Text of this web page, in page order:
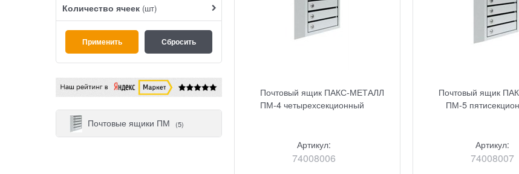
Почтовые ящики ПМ (5)
Количество ячеек (шт)
Почтовый ящик ПАКС-МЕТАЛЛ
ПМ-4 четырехсекционный
Артикул:
74008006
Почтовый ящик
ПМ-5
Артикул:
74008007